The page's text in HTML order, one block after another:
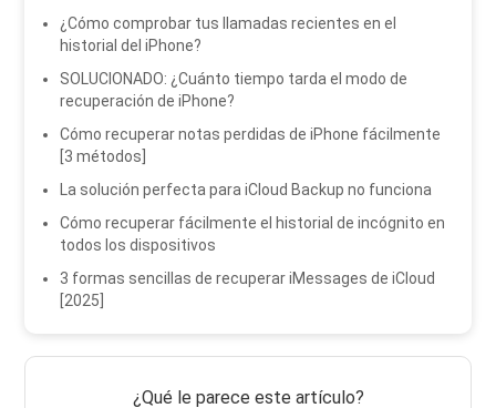
¿Cómo comprobar tus llamadas recientes en el
historial del iPhone?
SOLUCIONADO: ¿Cuánto tiempo tarda el modo de
recuperación de iPhone?
Cómo recuperar notas perdidas de iPhone fácilmente
[3 métodos]
La solución perfecta para iCloud Backup no funciona
Cómo recuperar fácilmente el historial de incógnito en
todos los dispositivos
3 formas sencillas de recuperar iMessages de iCloud
[2025]
¿Qué le parece este artículo?